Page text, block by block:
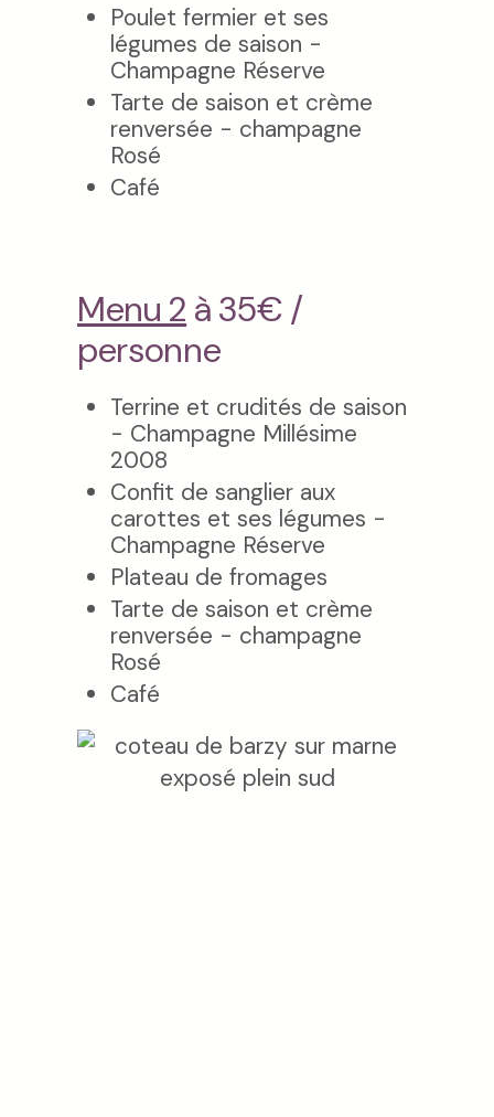
Poulet fermier et ses
légumes de saison -
Champagne Réserve
Tarte de saison et crème
renversée - champagne
Rosé
Café
Menu 2 à 35€ /
personne
Terrine et crudités de saison
- Champagne Millésime
2008
Confit de sanglier aux
carottes et ses légumes -
Champagne Réserve
Plateau de fromages
Tarte de saison et crème
renversée - champagne
Rosé
Café